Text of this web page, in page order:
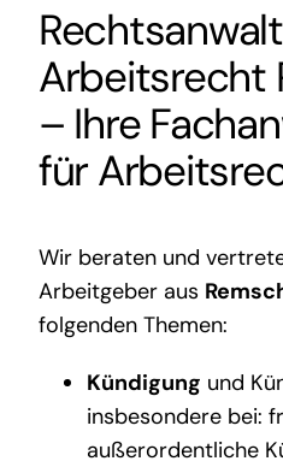
Arbeitsrecht
– Ihre
für
Wir beraten und
Arbeitgeber aus
folgenden Themen:
Kündigung und
insbesondere bei:
außerordentliche